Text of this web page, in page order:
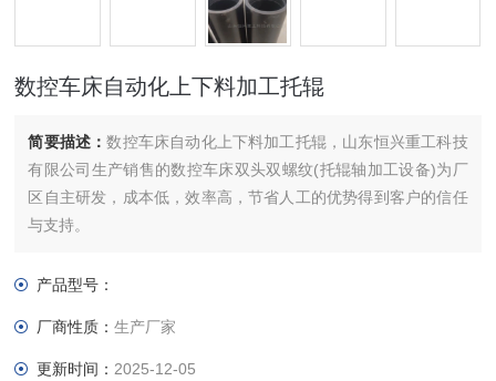
数控车床自动化上下料加工托辊
简要描述：数控车床自动化上下料加工托辊，山东恒兴重工科技
有限公司生产销售的数控车床双头双螺纹(托辊轴加工设备)为厂
区自主研发，成本低，效率高，节省人工的优势得到客户的信任
与支持。
产品型号：
厂商性质：生产厂家
更新时间： 2025-12-05